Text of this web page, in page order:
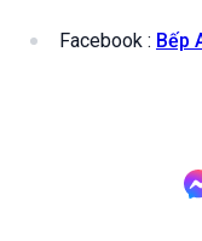
Facebook : Bếp